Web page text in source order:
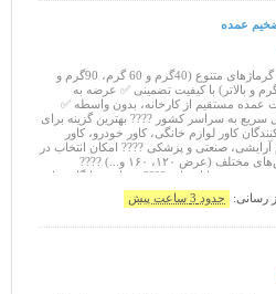
ضخیم عمده
✅ ​​در گرماژهای متنوع (40گرم و 60 گرم، 90گرم و
گرم و بالاتر) با کیفیت تضمینی ✅ عرضه به
عمده مستقیم از کارخانه، بدون واسطه ✅
سریع به سراسر کشور ???? بهترین گزینه برای
کاور لوازم خانگی، کاور خودرو، کاور
آرایشی، صنعتی و پزشکی ???? امکان انتخاب در
عرض‌های مختلف (عرض ۱۲۰، ۱۶۰ و...) ????
متنوع و قابل چاپ ???? مشاوره رایگان قبل
???? همکاری با
رسانی: حدود 3 ساعت پیش